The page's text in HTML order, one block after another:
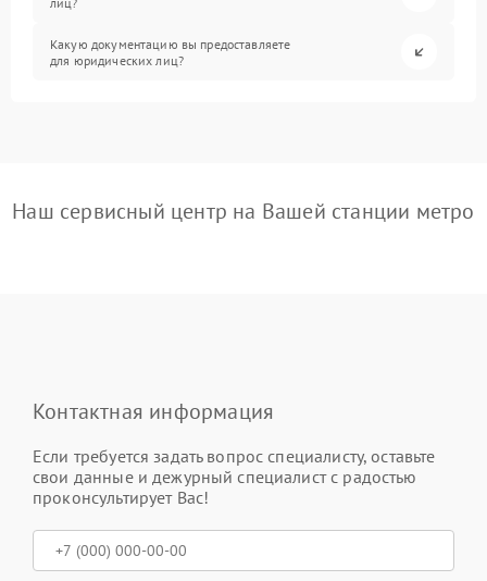
Какую документацию вы предоставляете
для юридических лиц?
Наш сервисный центр на Вашей станции метро
Контактная информация
Если требуется задать вопрос специалисту, оставьте
свои данные и дежурный специалист с радостью
проконсультирует Вас!